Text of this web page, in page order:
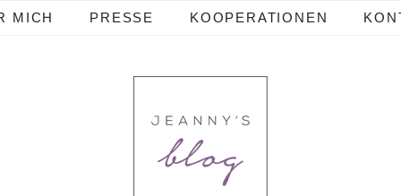
MICH PRESSE KOOPERATIONEN